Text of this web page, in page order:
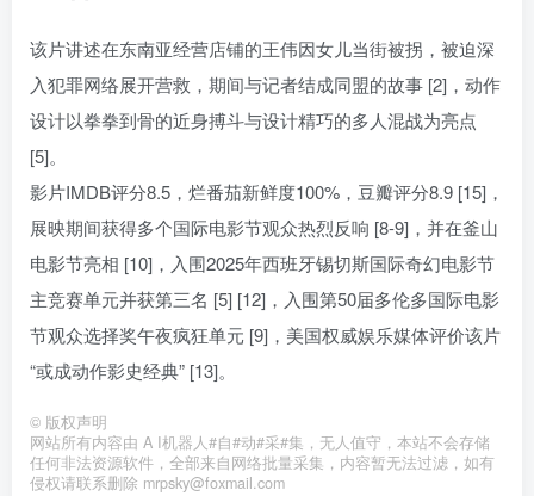
该片讲述在东南亚经营店铺的王伟因女儿当街被拐，被迫深
入犯罪网络展开营救，期间与记者结成同盟的故事 [2]，动作
设计以拳拳到骨的近身搏斗与设计精巧的多人混战为亮点
[5]。
影片IMDB评分8.5，烂番茄新鲜度100%，豆瓣评分8.9 [15]，
展映期间获得多个国际电影节观众热烈反响 [8-9]，并在釜山
电影节亮相 [10]，入围2025年西班牙锡切斯国际奇幻电影节
主竞赛单元并获第三名 [5] [12]，入围第50届多伦多国际电影
节观众选择奖午夜疯狂单元 [9]，美国权威娱乐媒体评价该片
“或成动作影史经典” [13]。
© 版权声明
网站所有内容由 A I机器人#自#动#采#集，无人值守，本站不会存储
任何非法资源软件，全部来自网络批量采集，内容暂无法过滤，如有
侵权请联系删除 mrpsky@foxmail.com